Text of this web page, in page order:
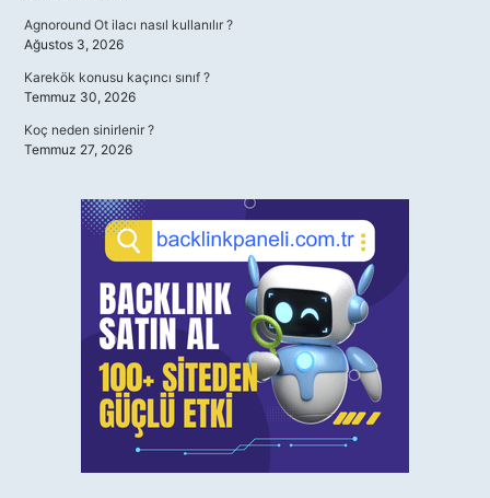
Agnoround Ot ilacı nasıl kullanılır ?
Ağustos 3, 2026
Karekök konusu kaçıncı sınıf ?
Temmuz 30, 2026
Koç neden sinirlenir ?
Temmuz 27, 2026